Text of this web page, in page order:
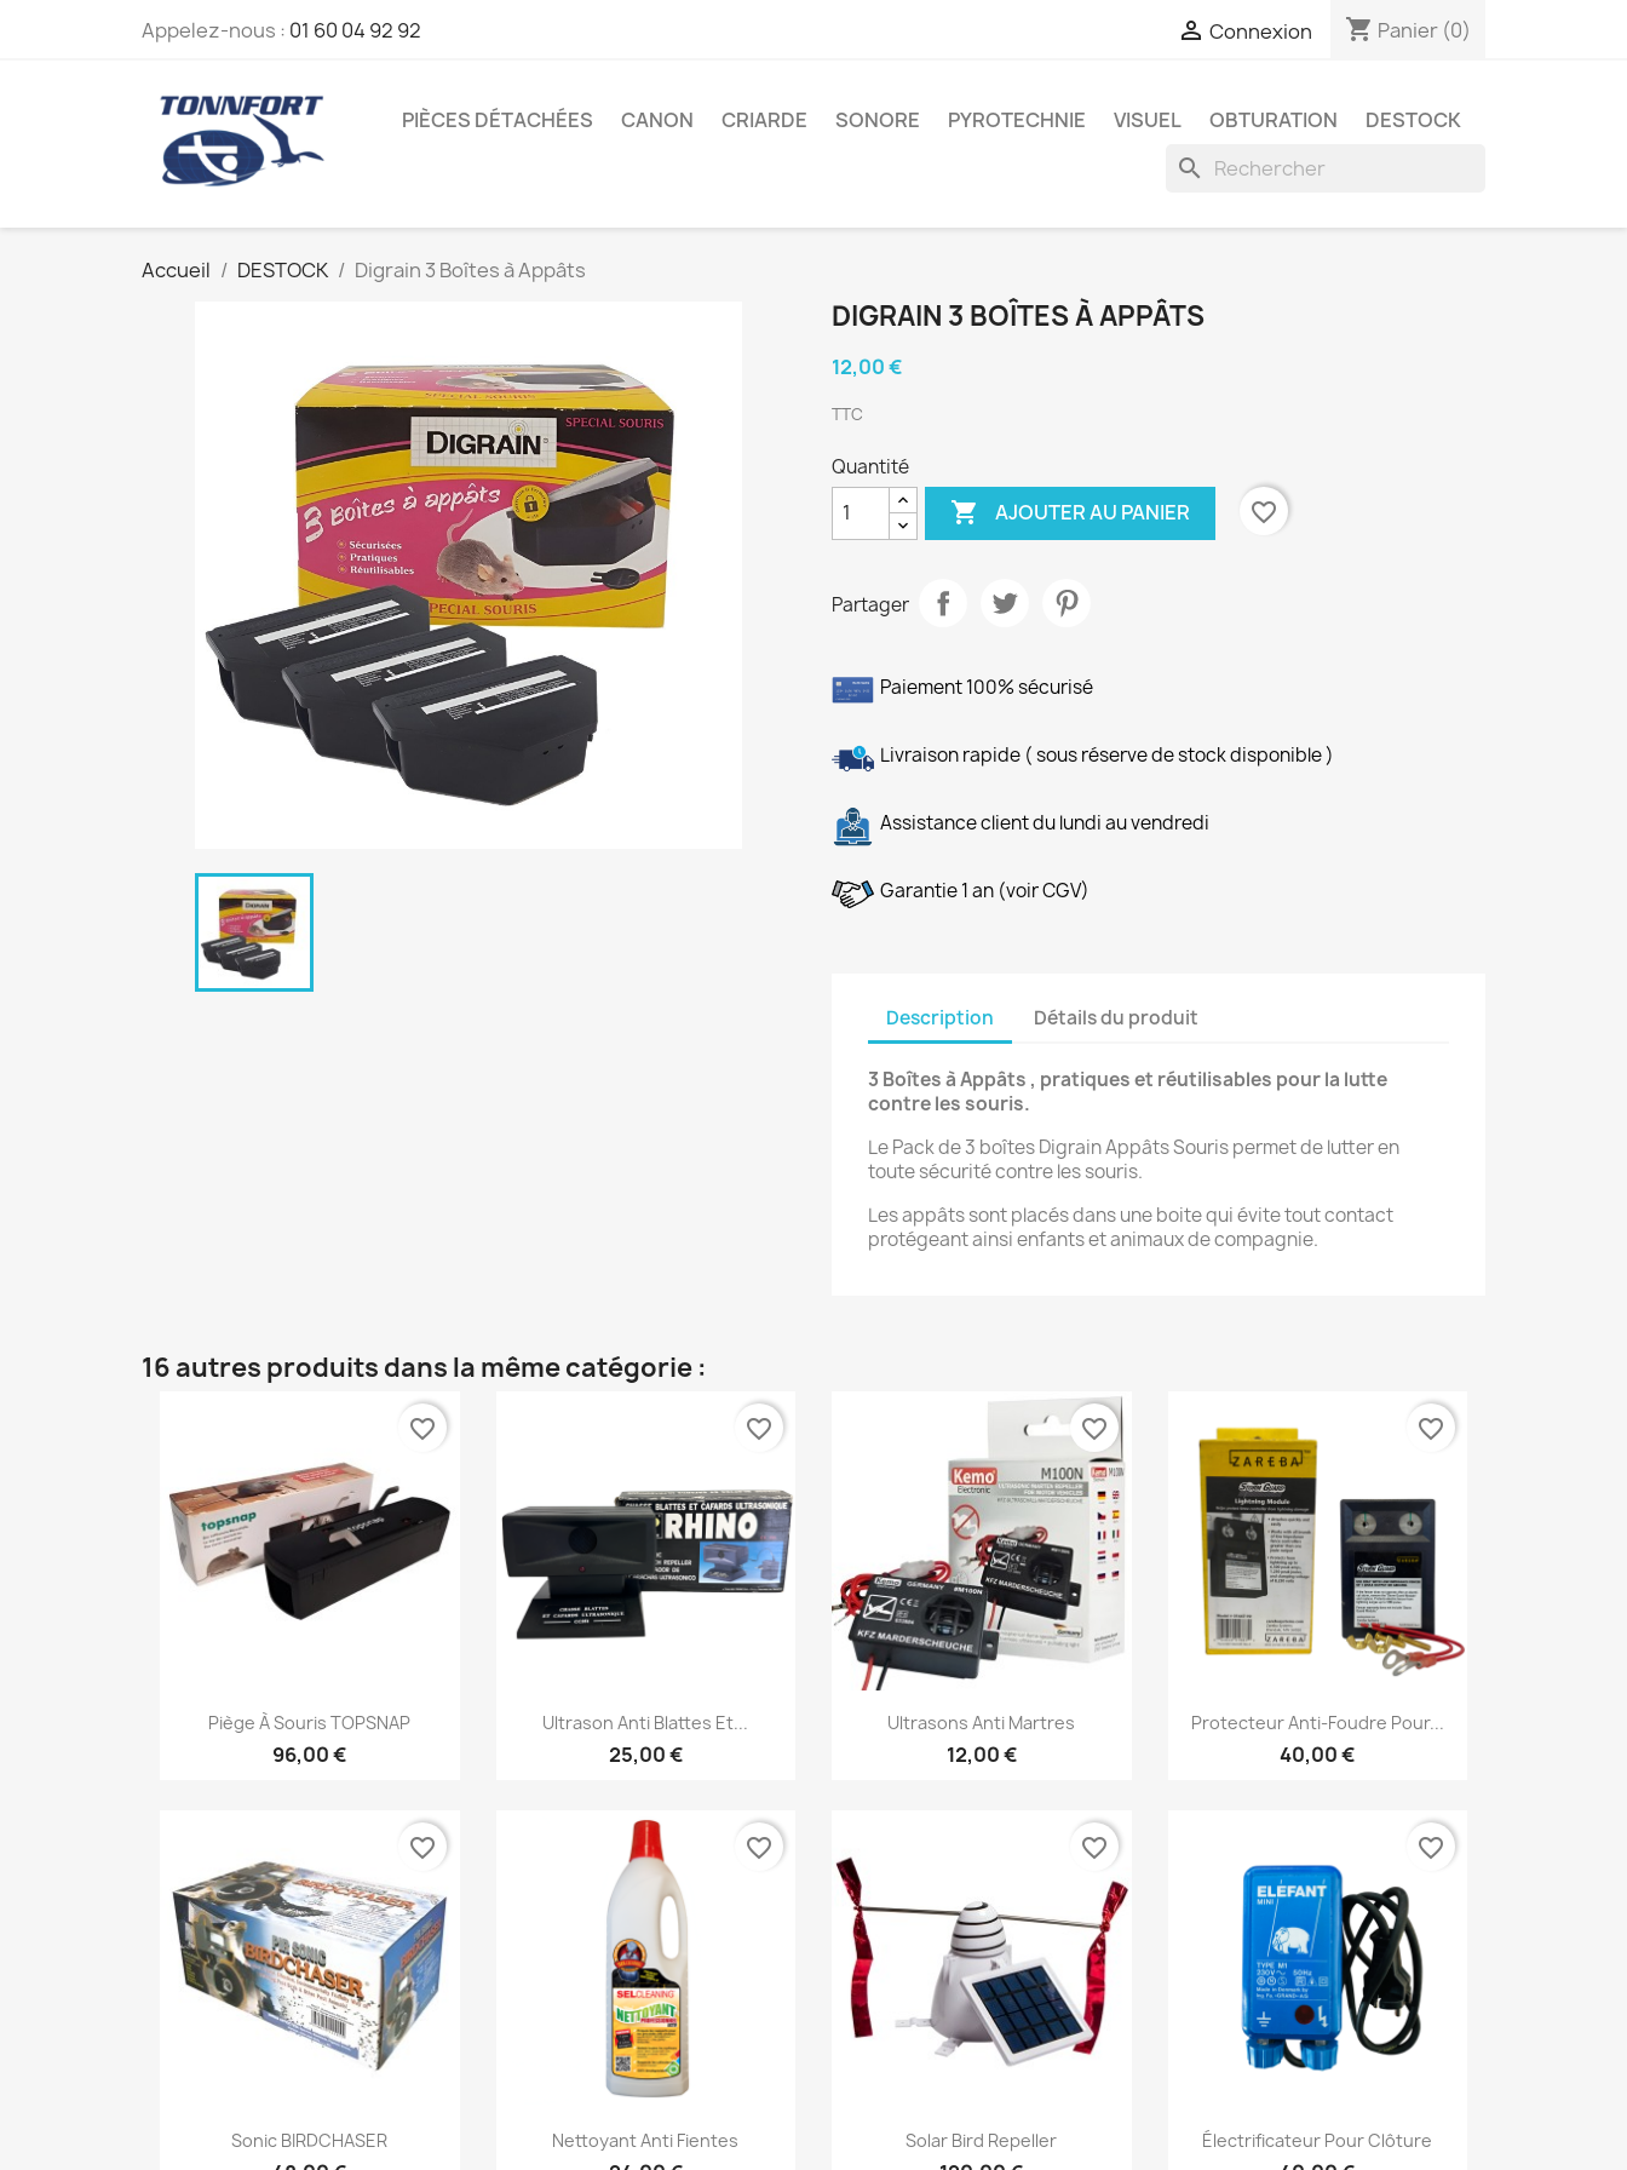
Appelez-nous : 01 60 04 92 92  Connexion shopping_cart Panier (0)
PIÈCES DÉTACHÉES CANON CRIARDE SONORE PYROTECHNIE VISUEL OBTURATION DESTOCK
search
Accueil DESTOCK Digrain 3 Boîtes à Appâts
DIGRAIN 3 BOÎTES À APPÂTS
12,00 €
TTC
Quantité
 AJOUTER AU PANIER favorite_border
Partager
Paiement 100% sécurisé
Livraison rapide ( sous réserve de stock disponible )
Assistance client du lundi au vendredi
Garantie 1 an (voir CGV)
Description Détails du produit
3 Boîtes à Appâts , pratiques et réutilisables pour la lutte
contre les souris.
Le Pack de 3 boîtes Digrain Appâts Souris permet de lutter en
toute sécurité contre les souris.
Les appâts sont placés dans une boite qui évite tout contact
protégeant ainsi enfants et animaux de compagnie.
16 autres produits dans la même catégorie :
 Aperçu rapide
Piège À Souris TOPSNAP
96,00 €
favorite_border
Aperçu rapide
Ultrason Anti Blattes Et...
25,00 €
favorite_border
Aperçu rapide
Ultrasons Anti Martres
12,00 €
favorite_border
Aperçu rapide
Protecteur Anti-Foudre Pour...
40,00 €
favorite_border
Aperçu rapide
Sonic BIRDCHASER
favorite_border
Aperçu rapide
Nettoyant Anti Fientes
favorite_border
Aperçu rapide
Solar Bird Repeller
favorite_border
Aperçu rapide
Électrificateur Pour Clôture
favorite_border